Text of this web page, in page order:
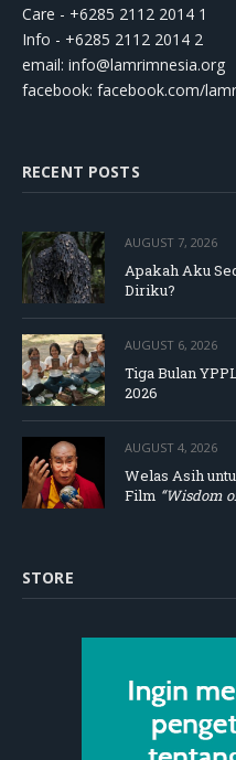
Care - +6285 2112 2014 1
Info - +6285 2112 2014 2
email: info@lamrimnesia.org
facebook: facebook.com/
RECENT POSTS
AUGUST 7, 2026
Apakah Aku
Diriku?
AUGUST 6, 2026
Tiga Bulan
2026
AUGUST 4, 2026
Welas Asih
Film “Wisdom
STORE